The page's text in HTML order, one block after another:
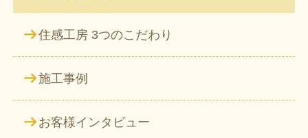
住感工房 3つのこだわり
施工事例
お客様インタビュー